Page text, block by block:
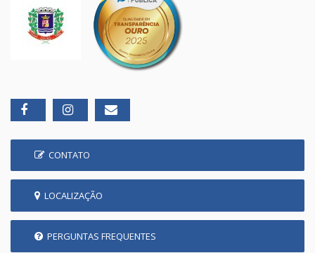
CONTATO
LOCALIZAÇÃO
PERGUNTAS FREQUENTES